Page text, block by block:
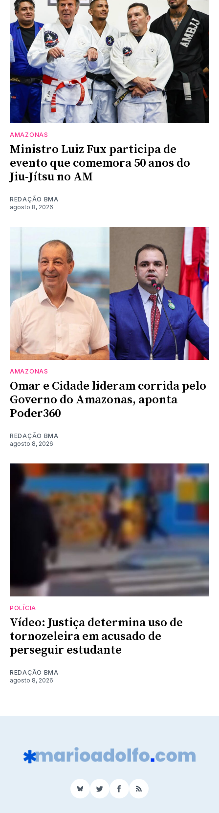
AMAZONAS
Ministro Luiz Fux participa de
evento que comemora 50 anos do
Jiu-Jítsu no AM
REDAÇÃO BMA
agosto 8, 2026
AMAZONAS
Omar e Cidade lideram corrida pelo
Governo do Amazonas, aponta
Poder360
REDAÇÃO BMA
agosto 8, 2026
POLÍCIA
Vídeo: Justiça determina uso de
tornozeleira em acusado de
perseguir estudante
REDAÇÃO BMA
agosto 8, 2026
BlueSkyTwitterFacebook
RSS